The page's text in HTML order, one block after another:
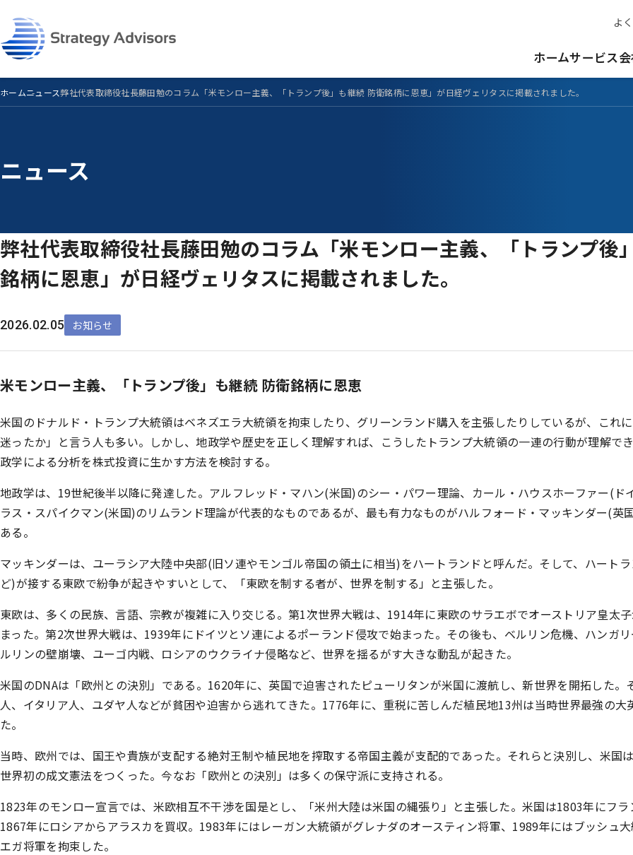
the
よ
ホームサービス
ホームニュース弊社代表取締役社長藤田勉のコラム「米モンロー主義、「トランプ後」も継続 防衛銘柄に恩恵」が日経ヴェリタスに掲載されました。
ニュース
弊社代表取締役社長藤田勉のコラム「米モンロー主義、「トランプ後
銘柄に恩恵」が日経ヴェリタスに掲載されました。
2026.02.05 お知らせ
米モンロー主義、「トランプ後」も継続 防衛銘柄に恩恵
米国のドナルド・トランプ大統領はベネズエラ大統領を拘束したり、グリーンランド購入を主張したりしているが、これ
迷ったか」と言う人も多い。しかし、地政学や歴史を正しく理解すれば、こうしたトランプ大統領の一連の行動が理解で
政学による分析を株式投資に生かす方法を検討する。
地政学は、19世紀後半以降に発達した。アルフレッド・マハン(米国)のシー・パワー理論、カール・ハウスホーファー(ド
ラス・スパイクマン(米国)のリムランド理論が代表的なものであるが、最も有力なものがハルフォード・マッキンダー(英
ある。
マッキンダーは、ユーラシア大陸中央部(旧ソ連やモンゴル帝国の領土に相当)をハートランドと呼んだ。そして、ハート
ど)が接する東欧で紛争が起きやすいとして、「東欧を制する者が、世界を制する」と主張した。
東欧は、多くの民族、言語、宗教が複雑に入り交じる。第1次世界大戦は、1914年に東欧のサラエボでオーストリア皇太
まった。第2次世界大戦は、1939年にドイツとソ連によるポーランド侵攻で始まった。その後も、ベルリン危機、ハンガ
ルリンの壁崩壊、ユーゴ内戦、ロシアのウクライナ侵略など、世界を揺るがす大きな動乱が起きた。
米国のDNAは「欧州との決別」である。1620年に、英国で迫害されたピューリタンが米国に渡航し、新世界を開拓した。
人、イタリア人、ユダヤ人などが貧困や迫害から逃れてきた。1776年に、重税に苦しんだ植民地13州は当時世界最強の大
た。
当時、欧州では、国王や貴族が支配する絶対王制や植民地を搾取する帝国主義が支配的であった。それらと決別し、米国
世界初の成文憲法をつくった。今なお「欧州との決別」は多くの保守派に支持される。
1823年のモンロー宣言では、米欧相互不干渉を国是とし、「米州大陸は米国の縄張り」と主張した。米国は1803年にフラ
1867年にロシアからアラスカを買収。1983年にはレーガン大統領がグレナダのオースティン将軍、1989年にはブッシュ
エガ将軍を拘束した。